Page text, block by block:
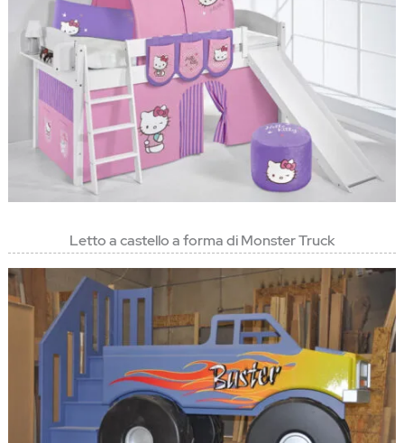
Letto a castello a forma di Monster Truck